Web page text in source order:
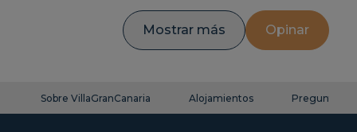
Mostrar más Opinar
Sobre VillaGranCanaria Alojamientos Preguntas